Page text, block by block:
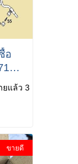
อ
ว
#ชุด
ยแล้ว 3
ขายดี